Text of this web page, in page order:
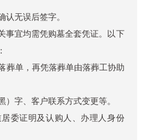
认无误后签字。
事宜均需凭购墓全套凭证。以下
葬单，再凭落葬单由落葬工协助
）字、客户联系方式变更等。
委证明及认购人、办理人身份